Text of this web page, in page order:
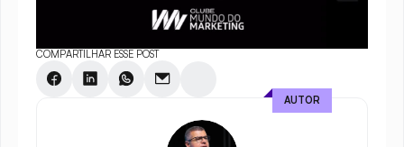
COMPARTILHAR ESSE POST
AUTOR